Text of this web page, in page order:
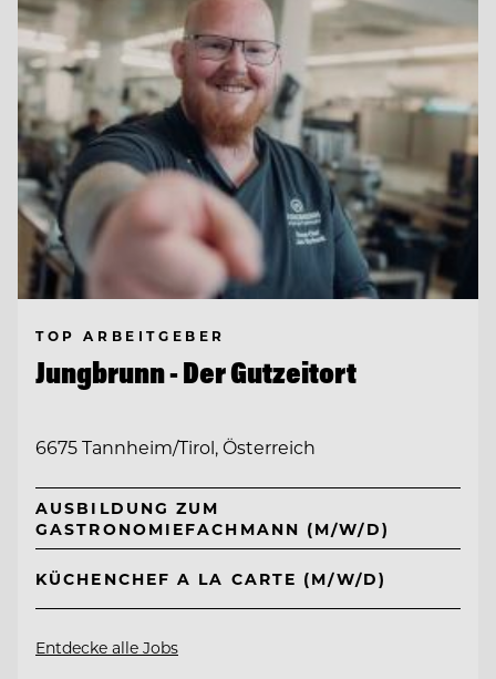
TOP ARBEITGEBER
Jungbrunn - Der Gutzeitort
6675 Tannheim/Tirol, Österreich
AUSBILDUNG ZUM
GASTRONOMIEFACHMANN (M/W/D)
KÜCHENCHEF A LA CARTE (M/W/D)
Entdecke alle Jobs